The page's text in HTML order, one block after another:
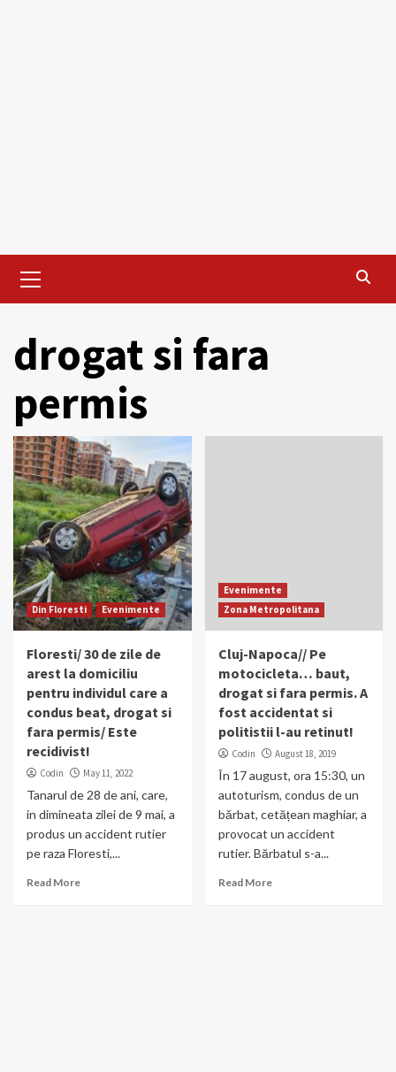
Menu
drogat si fara
permis
Din Floresti Evenimente
Floresti/ 30 de zile de
arest la domiciliu
pentru individul care a
condus beat, drogat si
fara permis/ Este
recidivist!
Codin May 11, 2022
Tanarul de 28 de ani, care,
in dimineata zilei de 9 mai, a
produs un accident rutier
pe raza Floresti,...
Read More
Evenimente
Zona Metropolitana
Cluj-Napoca// Pe
motocicleta… baut,
drogat si fara permis. A
fost accidentat si
politistii l-au retinut!
Codin August 18, 2019
În 17 august, ora 15:30, un
autoturism, condus de un
bărbat, cetățean maghiar, a
provocat un accident
rutier. Bărbatul s-a...
Read More